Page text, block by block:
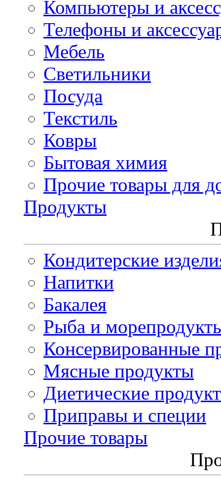
Компьютеры и
Телефоны и
Мебель
Светильники
Посуда
Текстиль
Ковры
Бытовая химия
Прочие товары для
Продукты
Кондитерские
Напитки
Бакалея
Рыба и
Консервированные
Мясные продукты
Диетические
Приправы и специи
Прочие товары